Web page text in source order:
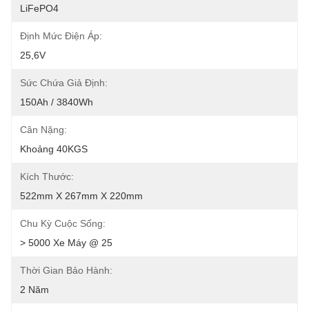
LiFePO4
Định Mức Điện Áp:
25,6V
Sức Chứa Giả Định:
150Ah / 3840Wh
Cân Nặng:
Khoảng 40KGS
Kích Thước:
522mm X 267mm X 220mm
Chu Kỳ Cuộc Sống:
> 5000 Xe Máy @ 25
Thời Gian Bảo Hành:
2 Năm